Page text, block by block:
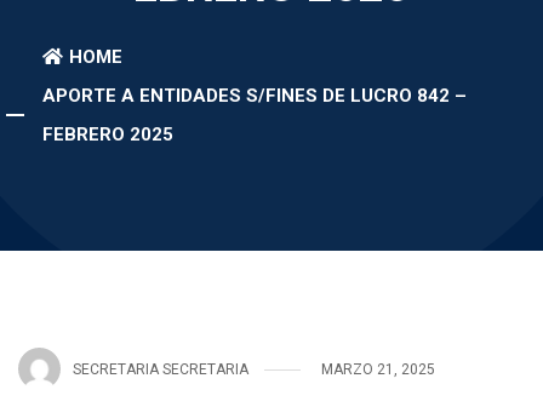
HOME
APORTE A ENTIDADES S/FINES DE LUCRO 842 –
FEBRERO 2025
SECRETARIA SECRETARIA MARZO 21, 2025